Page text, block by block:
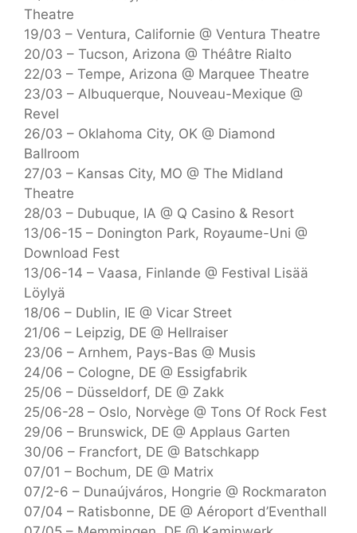
Theatre
19/03 – Ventura, Californie @ Ventura Theatre
20/03 – Tucson, Arizona @ Théâtre Rialto
22/03 – Tempe, Arizona @ Marquee Theatre
23/03 – Albuquerque, Nouveau-Mexique @
Revel
26/03 – Oklahoma City, OK @ Diamond
Ballroom
27/03 – Kansas City, MO @ The Midland
Theatre
28/03 – Dubuque, IA @ Q Casino & Resort
13/06-15 – Donington Park, Royaume-Uni @
Download Fest
13/06-14 – Vaasa, Finlande @ Festival Lisää
Löylyä
18/06 – Dublin, IE @ Vicar Street
21/06 – Leipzig, DE @ Hellraiser
23/06 – Arnhem, Pays-Bas @ Musis
24/06 – Cologne, DE @ Essigfabrik
25/06 – Düsseldorf, DE @ Zakk
25/06-28 – Oslo, Norvège @ Tons Of Rock Fest
29/06 – Brunswick, DE @ Applaus Garten
30/06 – Francfort, DE @ Batschkapp
07/01 – Bochum, DE @ Matrix
07/2-6 – Dunaújváros, Hongrie @ Rockmaraton
07/04 – Ratisbonne, DE @ Aéroport d’Eventhall